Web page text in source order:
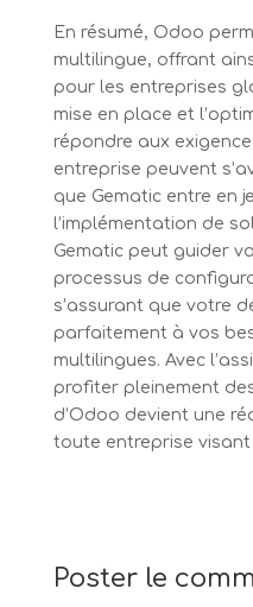
En résumé, Odoo
multilingue, offrant
pour les entreprises
mise en place et
répondre aux
entreprise peuvent
que Gematic entre en
l’implémentation de
Gematic peut guider
processus de
s’assurant que votre
parfaitement à vos
multilingues. Avec
profiter pleinement
d’Odoo devient une
toute entreprise
Poster le